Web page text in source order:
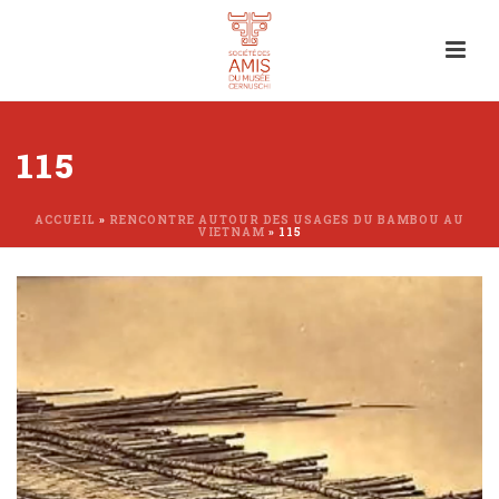
115
ACCUEIL » RENCONTRE AUTOUR DES USAGES DU BAMBOU AU
VIETNAM » 115